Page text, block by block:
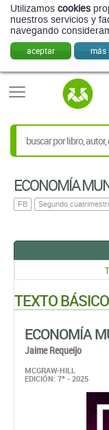
Utilizamos cookies
nuestros servicios y
navegando
aceptar más
ECONOMÍA
FB Segundo
TEXTO BÁSICO
ECONOMÍA
Jaime Requeijo
MCGRAW-HILL
EDICIÓN: 7ª - 2025